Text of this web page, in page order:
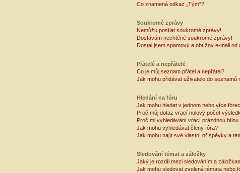
Co znamená odkaz „Tým“?
Soukromé zprávy
Nemůžu posílat soukromé zprávy!
Dostávám nechtěné soukromé zprávy!
Dostal jsem spamový a obtížný e-mail od
Přátelé a nepřátelé
Co je můj seznam přátel a nepřátel?
Jak mohu přidávat uživatele do seznamů
Hledání na fóru
Jak mohu hledat v jednom nebo více
Proč můj dotaz vrací nulový počet
Proč mi vyhledávání vrací prázdnou bílou
Jak mohu vyhledávat členy fóra?
Jak mohu najít své vlastní příspěvky a
Sledování témat a záložky
Jaký je rozdíl mezi sledováním a
Jak mohu sledovat zvolená témata nebo